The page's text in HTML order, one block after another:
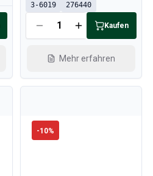
3-6019
276440
Kaufen
Mehr erfahren
-10%